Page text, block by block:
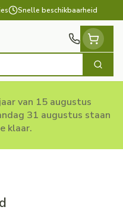
Snelle beschikbaarheid
Zoek
van 15 augustus
31 augustus staan
klaar.